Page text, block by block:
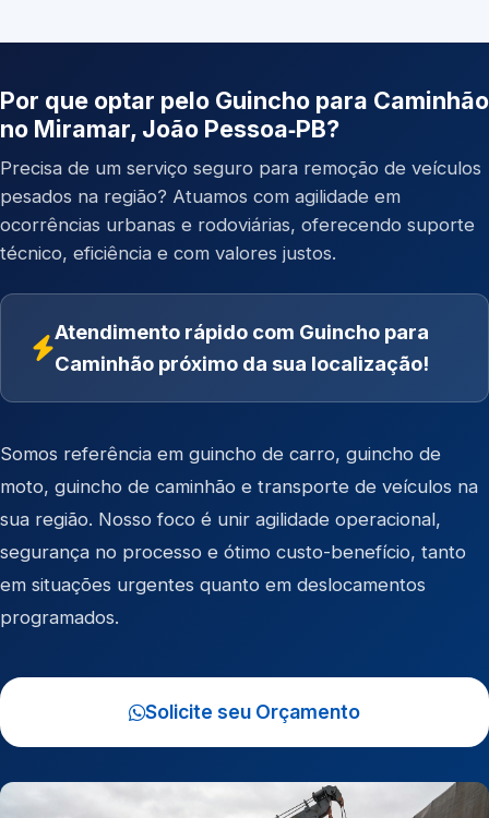
Por que optar pelo Guincho para Caminhão
no Miramar, João Pessoa‑PB?
Precisa de um serviço seguro para remoção de veículos
pesados na região? Atuamos com agilidade em
ocorrências urbanas e rodoviárias, oferecendo suporte
técnico, eficiência e com valores justos.
Atendimento rápido com Guincho para
Caminhão próximo da sua localização!
Somos referência em guincho de carro, guincho de
moto, guincho de caminhão e transporte de veículos na
sua região. Nosso foco é unir agilidade operacional,
segurança no processo e ótimo custo-benefício, tanto
em situações urgentes quanto em deslocamentos
programados.
Solicite seu Orçamento